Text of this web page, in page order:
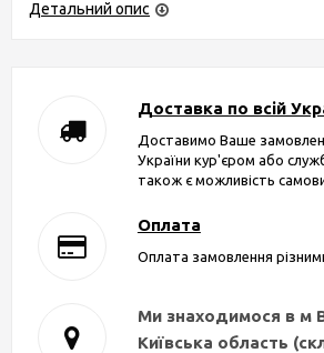
Детальний опис
Доставка по всій
Доставимо Ваше
України кур'єром або
також є можливість
Оплата
Оплата замовлення
Ми знаходимося в м
Київська область